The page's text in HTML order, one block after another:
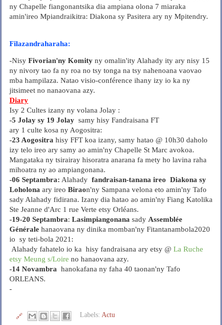
ny Chapelle fiangonantsika dia ampiana olona 7 miaraka
amin'ireo Mpiandraikitra: Diakona sy Pasitera ary ny Mpitendry.
Filazandraharaha:
-Nisy Fivorian'ny Komity ny omalin'ity Alahady ity ary nisy 15
ny nivory tao fa ny roa no tsy tonga na tsy nahenoana vaovao
mba hampilaza. Natao visio-conférence ihany izy io ka ny
jitsimeet no nanaovana azy.
Diary
Isy 2 Cultes izany ny volana Jolay :
-5 Jolay sy 19 Jolay samy hisy Fandraisana FT
ary 1 culte kosa ny Aogositra:
-23 Aogositra hisy FFT koa izany, samy hatao @ 10h30 daholo
izy telo ireo ary samy ao amin'ny Chapelle St Marc avokoa.
Mangataka ny tsirairay hisoratra anarana fa mety ho lavina raha
mihoatra ny ao ampiangonana.
-06 Septambra: Alahady fandraisan-tanana ireo Diakona sy
Loholona ary ireo Biraon'ny Sampana velona eto amin'ny Tafo
sady Alahady fidirana. Izany dia hatao ao amin'ny Fiang Katolika
Ste Jeanne d'Arc 1 rue Verte etsy Orléans.
-19-20 Septambra: Lasimpiangonana sady Assemblée
Générale hanaovana ny dinika momban'ny Fitantanambola2020
io sy teti-bola 2021:
Alahady fahatelo io ka hisy fandraisana ary etsy @ La Ruche
etsy Meung s/Loire no hanaovana azy.
-14 Novambra hanokafana ny faha 40 taonan'ny Tafo
ORLEANS.
-
🔗 Labels: Actu